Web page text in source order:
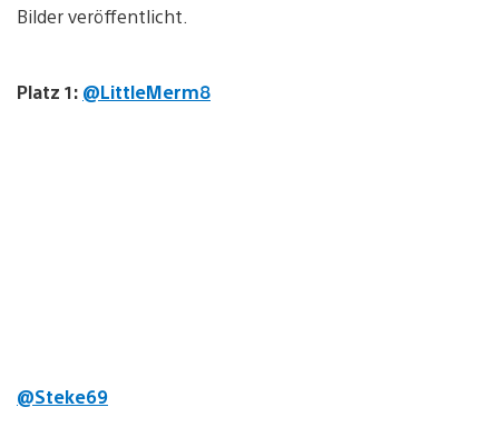
Bilder veröffentlicht.
Platz 1: @LittleMerm8
@Steke69